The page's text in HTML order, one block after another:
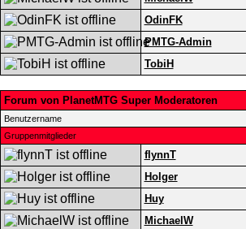
OdinFK
PMTG-Admin
TobiH
Forum von PlanetMTG Super Moderatoren
Benutzername
Gruppenmitglieder
flynnT
Holger
Huy
MichaelW